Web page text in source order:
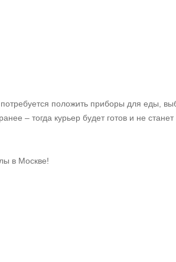
положить приборы для еды,
– тогда курьер будет готов и не станет
в Москве!